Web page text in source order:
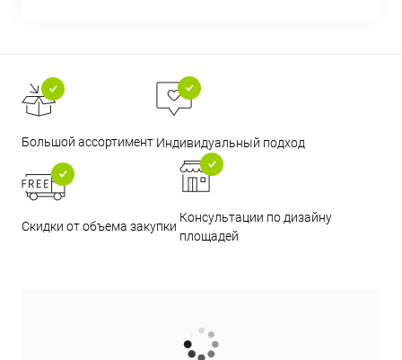
Большой ассортимент Индивидуальный подход
Скидки от объема закупки
Консультации по дизайну
площадей